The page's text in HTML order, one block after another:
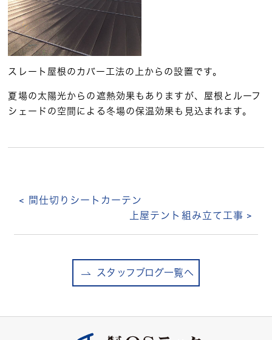
スレート屋根のカバー工法の上からの設置です。
夏場の太陽光からの遮熱効果もありますが、屋根とルーフ
シェードの空間による冬場の保温効果も見込まれます。
< 間仕切りシートカーテン
上屋テント組み立て工事 >
スタッフブログ一覧へ